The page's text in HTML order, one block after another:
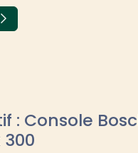
: Console
300